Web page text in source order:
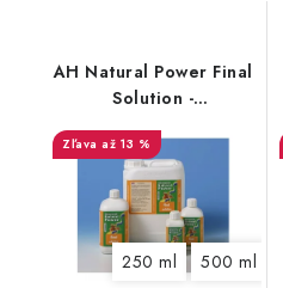
AH Natural Power Final
Solution -
až 13 %
250 ml 500 ml